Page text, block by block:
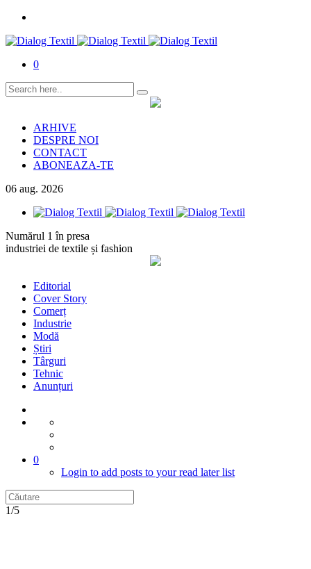
0
ARHIVE
DESPRE NOI
CONTACT
ABONEAZA-TE
06 aug. 2026
Numărul 1 în presa
industriei de textile și fashion
Editorial
Cover Story
Comerț
Industrie
Modă
Știri
Târguri
Tehnic
Anunțuri
0
Login to add posts to your read later list
1/5